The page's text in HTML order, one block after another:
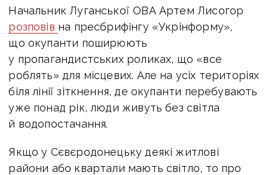
Начальник Луганської ОВА Артем Лисогор
розповів на пресбрифінгу «Укрінформу»,
що окупанти поширюють
у пропагандистських роликах, що «все
роблять» для місцевих. Але на усіх територіях
біля лінії зіткнення, де окупанти перебувають
уже понад рік, люди живуть без світла
й водопостачання.
Якщо у Сєвєродонецьку деякі житлові
райони або квартали мають світло, то про